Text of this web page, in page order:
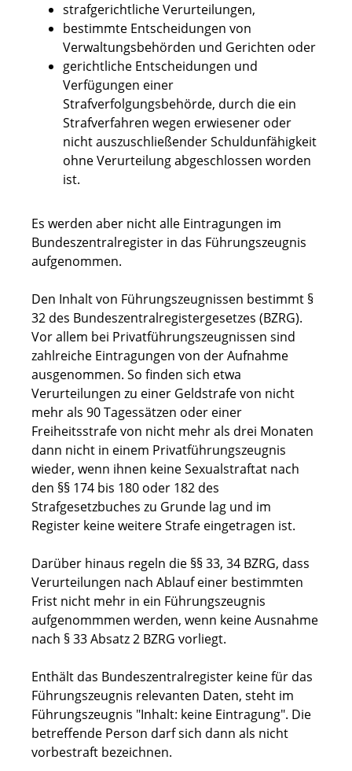
strafgerichtliche Verurteilungen,
bestimmte Entscheidungen von
Verwaltungsbehörden und Gerichten oder
gerichtliche Entscheidungen und
Verfügungen einer
Strafverfolgungsbehörde, durch die ein
Strafverfahren wegen erwiesener oder
nicht auszuschließender Schuldunfähigkeit
ohne Verurteilung abgeschlossen worden
ist.
Es werden aber nicht alle Eintragungen im
Bundeszentralregister in das Führungszeugnis
aufgenommen.
Den Inhalt von Führungszeugnissen bestimmt §
32 des Bundeszentralregistergesetzes (BZRG).
Vor allem bei Privatführungszeugnissen sind
zahlreiche Eintragungen von der Aufnahme
ausgenommen. So finden sich etwa
Verurteilungen zu einer Geldstrafe von nicht
mehr als 90 Tagessätzen oder einer
Freiheitsstrafe von nicht mehr als drei Monaten
dann nicht in einem Privatführungszeugnis
wieder, wenn ihnen keine Sexualstraftat nach
den §§ 174 bis 180 oder 182 des
Strafgesetzbuches zu Grunde lag und im
Register keine weitere Strafe eingetragen ist.
Darüber hinaus regeln die §§ 33, 34 BZRG, dass
Verurteilungen nach Ablauf einer bestimmten
Frist nicht mehr in ein Führungszeugnis
aufgenommmen werden, wenn keine Ausnahme
nach § 33 Absatz 2 BZRG vorliegt.
Enthält das Bundeszentralregister keine für das
Führungszeugnis relevanten Daten, steht im
Führungszeugnis "Inhalt: keine Eintragung". Die
betreffende Person darf sich dann als nicht
vorbestraft bezeichnen.